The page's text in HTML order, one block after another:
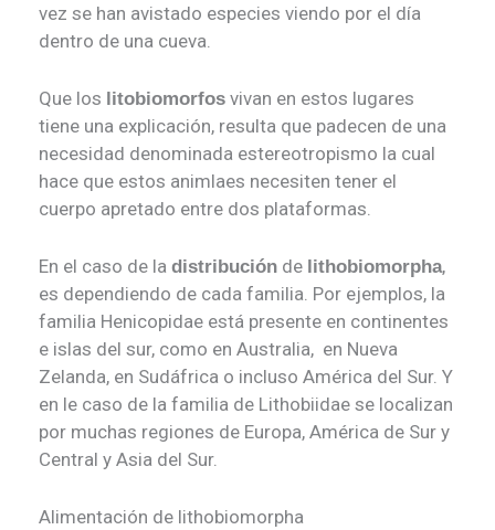
vez se han avistado especies viendo por el día
dentro de una cueva.
Que los litobiomorfos vivan en estos lugares
tiene una explicación, resulta que padecen de una
necesidad denominada estereotropismo la cual
hace que estos animlaes necesiten tener el
cuerpo apretado entre dos plataformas.
En el caso de la distribución de lithobiomorpha,
es dependiendo de cada familia. Por ejemplos, la
familia Henicopidae está presente en continentes
e islas del sur, como en Australia, en Nueva
Zelanda, en Sudáfrica o incluso América del Sur. Y
en le caso de la familia de Lithobiidae se localizan
por muchas regiones de Europa, América de Sur y
Central y Asia del Sur.
Alimentación de lithobiomorpha